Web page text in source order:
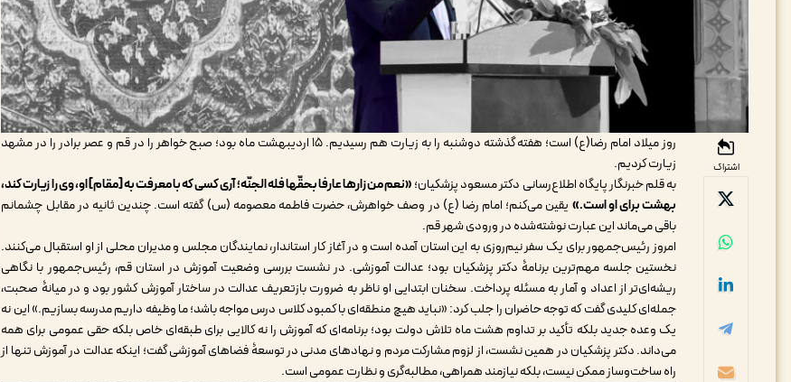
اشتراک
روز میلاد امام رضا(ع) است؛ هفته گذشته دوشنبه را به زیارت هم رسیدیم. ۱۵ اردیبهشت ماه بود؛ صبح خواهر را در قم و عصر برادر را در مشهد
زیارت کردیم.
به قلم خبرنگار پایگاه اطلاع‌رسانی دکتر مسعود پزشکیان؛«نعم من زارها عارفا بحقّها فله الجنّه؛ آری کسی که با معرفت به [مقام] او، وی را زیارت کند،
بهشت برای او است.» یقین می‌کنم؛ امام رضا (ع) در وصف خواهرش، حضرت فاطمه معصومه (س) گفته است. چندین ثانیه در مقابل چشمانم
باقی می‌ماند این عبارت نوشته‌شده در ورودی شهر قم.
امروز رئیس‌جمهور برای یک سفر نیم‌روزی به این استان آمده است و در آغاز کار استاندار، نمایندگان مجلس و مدیران محلی از او استقبال می‌کنند.
نخستین جلسه مهم‌ترین برنامۀ دکتر پزشکیان بود؛ عدالت آموزشی. در نشست بررسی وضعیت آموزش در استان قم، رئیس‌جمهور با نگاهی
ریشه‌ای‌تر از اعداد و آمار به مسئله پرداخت. سخنان ابتدایی او ناظر به ضرورت بازتعریف عدالت در ساختار آموزش کشور بود و در میانۀ صحبت،
جمله‌ای کلیدی گفت که توجه حاضران را جلب کرد: «نباید هیچ منطقه‌ای با کمبود کلاس درس مواجه باشد؛ ما وظیفه داریم مدرسه بسازیم.» این نه
یک وعده جدید بلکه تأکید بر تداوم هشت ماه تلاش دولت بود؛ برنامه‌ای که آموزش را نه کالایی برای طبقه‌ای خاص بلکه حقی عمومی برای همه
می‌داند. دکتر پزشکیان در همین نشست، از لزوم مشارکت مردم و نهادهای مدنی در توسعۀ فضاهای آموزشی گفت؛ اینکه عدالت در آموزش تنها از
راه ساخت‌وساز ممکن نیست، بلکه نیازمند همراهی، مطالبه‌گری و نظارت عمومی است.